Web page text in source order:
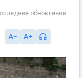
обновление: